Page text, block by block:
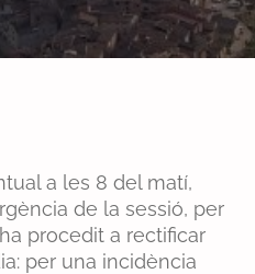
a les 8 del matí,
de la sessió, per
procedit a rectificar
per una incidència